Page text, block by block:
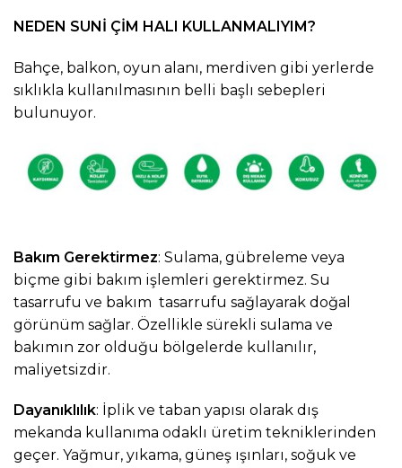
NEDEN SUNİ ÇİM HALI KULLANMALIYIM?
Bahçe, balkon, oyun alanı, merdiven gibi yerlerde
sıklıkla kullanılmasının belli başlı sebepleri
bulunuyor.
Bakım Gerektirmez: Sulama, gübreleme veya
biçme gibi bakım işlemleri gerektirmez. Su
tasarrufu ve bakım tasarrufu sağlayarak doğal
görünüm sağlar. Özellikle sürekli sulama ve
bakımın zor olduğu bölgelerde kullanılır,
maliyetsizdir.
Dayanıklılık: İplik ve taban yapısı olarak dış
mekanda kullanıma odaklı üretim tekniklerinden
geçer. Yağmur, yıkama, güneş ışınları, soğuk ve